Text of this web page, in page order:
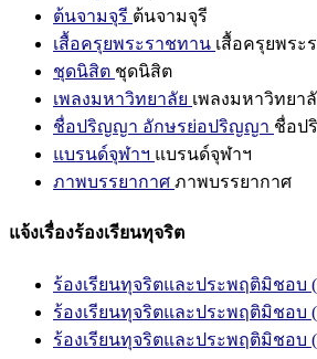
ต้นจามจุรี ต้นจามจุรี
เสื้อครุยพระราชทาน เสื้อครุยพระ
ชุดนิสิต ชุดนิสิต
เพลงมหาวิทยาลัย เพลงมหาวิทยา
ชื่อปริญญา อักษรย่อปริญญา ชื่อป
แบรนด์จุฬาฯ แบรนด์จุฬาฯ
ภาพบรรยากาศ ภาพบรรยากาศ
แจ้งเรื่องร้องเรียนทุจริต
ร้องเรียนทุจริตและประพฤติมิชอบ
ร้องเรียนทุจริตและประพฤติมิชอบ
ร้องเรียนทุจริตและประพฤติมิชอบ